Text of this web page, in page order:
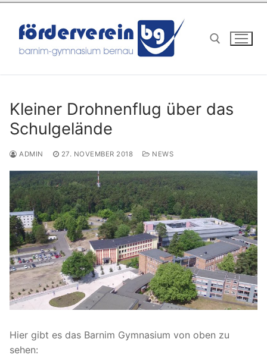
Zum
Inhalt
springen
Kleiner Drohnenflug über das
Schulgelände
ADMIN 27. NOVEMBER 2018 NEWS
Hier gibt es das Barnim Gymnasium von oben zu
sehen: